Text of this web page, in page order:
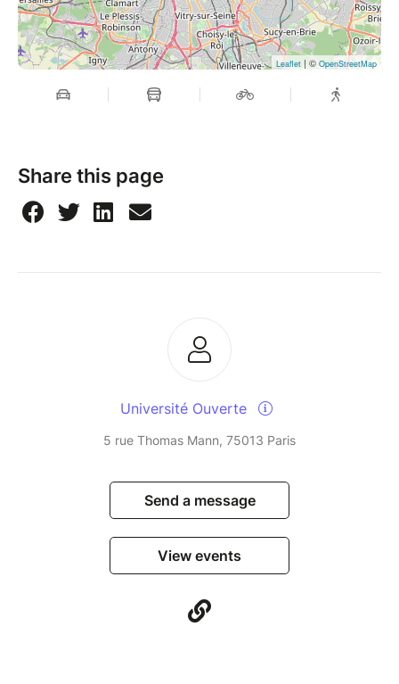
Leaflet | © OpenStreetMap
Share this page
Université Ouverte
5 rue Thomas Mann, 75013 Paris
Send a message
View events